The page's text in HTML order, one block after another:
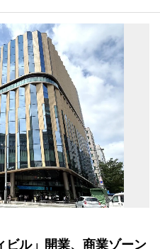
ビル」開業、商業ゾーン